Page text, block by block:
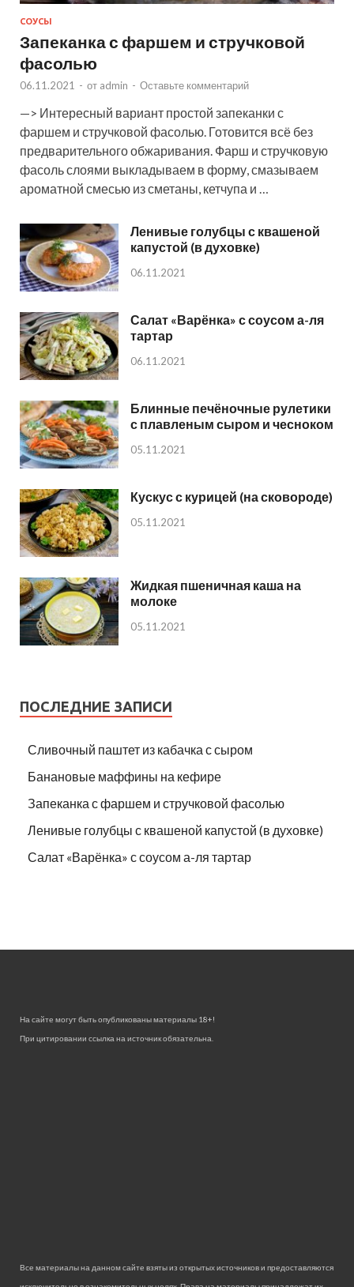
СОУСЫ
Запеканка с фаршем и стручковой
фасолью
06.11.2021 - от admin - Оставьте комментарий
—> Интересный вариант простой запеканки с
фаршем и стручковой фасолью. Готовится всё без
предварительного обжаривания. Фарш и стручковую
фасоль слоями выкладываем в форму, смазываем
ароматной смесью из сметаны, кетчупа и …
Ленивые голубцы с квашеной
капустой (в духовке)
06.11.2021
Салат «Варёнка» с соусом а-ля
тартар
06.11.2021
Блинные печёночные рулетики
с плавленым сыром и чесноком
05.11.2021
Кускус с курицей (на сковороде)
05.11.2021
Жидкая пшеничная каша на
молоке
05.11.2021
ПОСЛЕДНИЕ ЗАПИСИ
Сливочный паштет из кабачка с сыром
Банановые маффины на кефире
Запеканка с фаршем и стручковой фасолью
Ленивые голубцы с квашеной капустой (в духовке)
Салат «Варёнка» с соусом а-ля тартар
На сайте могут быть опубликованы материалы 18+!
При цитировании ссылка на источник обязательна.
Все материалы на данном сайте взяты из открытых источников и предоставляются